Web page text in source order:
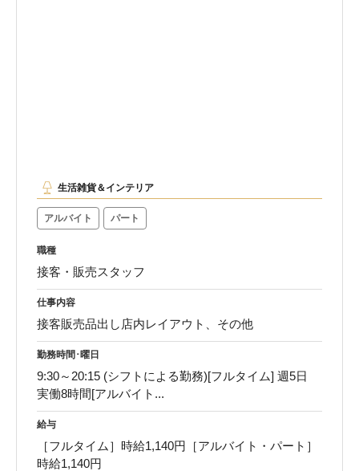
生活雑貨＆インテリア
アルバイト パート
職種
接客・販売スタッフ
仕事内容
接客販売品出し店内レイアウト、その他
勤務時間･曜日
9:30～20:15 (シフトによる勤務)[フルタイム] 週5日
実働8時間[アルバイト...
給与
［フルタイム］時給1,140円［アルバイト・パート］
時給1,140円